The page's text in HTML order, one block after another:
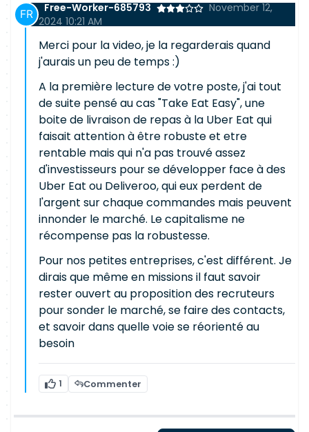
Free-Worker-685793
November 12,
2024 10:21 AM
Merci pour la video, je la regarderais quand
j'aurais un peu de temps :)
A la première lecture de votre poste, j'ai tout
de suite pensé au cas "Take Eat Easy", une
boite de livraison de repas à la Uber Eat qui
faisait attention à être robuste et etre
rentable mais qui n'a pas trouvé assez
d'investisseurs pour se développer face à des
Uber Eat ou Deliveroo, qui eux perdent de
l'argent sur chaque commandes mais peuvent
innonder le marché. Le capitalisme ne
récompense pas la robustesse.
Pour nos petites entreprises, c'est différent. Je
dirais que même en missions il faut savoir
rester ouvert au proposition des recruteurs
pour sonder le marché, se faire des contacts,
et savoir dans quelle voie se réorienté au
besoin
1 Commenter